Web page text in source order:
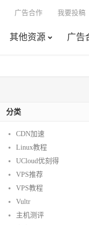
其他资源 广告
广告合作 我要投稿
分类
CDN加速
Linux教程
UCloud优刻得
VPS推荐
VPS教程
Vultr
主机测评